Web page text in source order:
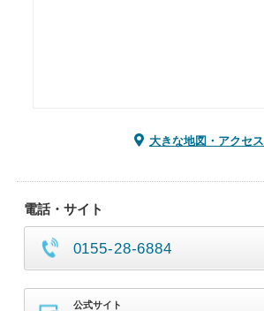
大きな地図・アクセス
電話・サイト
0155-28-6884
公式サイト